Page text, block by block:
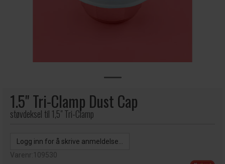
1.5" Tri-Clamp Dust Cap
støvdeksel til 1,5" Tri-Clamp
Logg inn for å skrive anmeldelse...
Varenr:109530